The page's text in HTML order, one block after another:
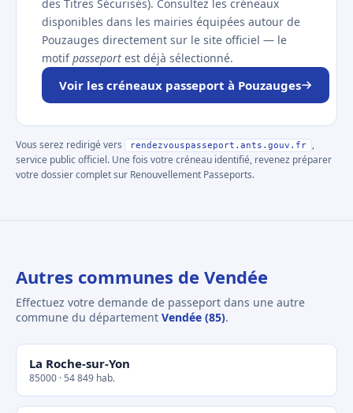
des Titres Sécurisés). Consultez les créneaux
disponibles dans les mairies équipées autour de
Pouzauges directement sur le site officiel — le
motifpasseport est déjà sélectionné.
Voir les créneaux passeport à Pouzauges
Vous serez redirigé vers rendezvouspasseport.ants.gouv.fr
,
service public officiel. Une fois votre créneau identifié, revenez préparer
votre dossier complet sur Renouvellement Passeports.
Autres communes de Vendée
Effectuez votre demande de passeport dans une autre
commune du département Vendée (85).
La Roche-sur-Yon
85000 · 54 849 hab.